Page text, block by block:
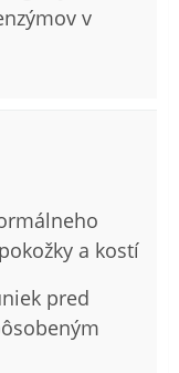
v
a kostí
pred